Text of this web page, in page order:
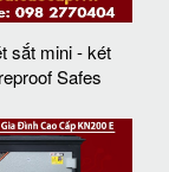
sắt mini - két
Safes